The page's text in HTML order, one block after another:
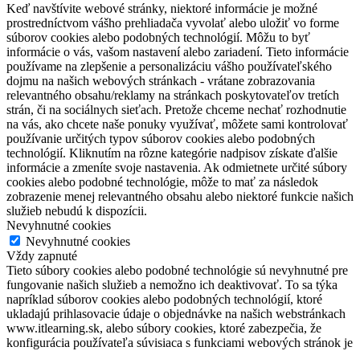
Keď navštívite webové stránky, niektoré informácie je možné
prostredníctvom vášho prehliadača vyvolať alebo uložiť vo forme
súborov cookies alebo podobných technológií. Môžu to byť
informácie o vás, vašom nastavení alebo zariadení. Tieto informácie
používame na zlepšenie a personalizáciu vášho používateľského
dojmu na našich webových stránkach - vrátane zobrazovania
relevantného obsahu/reklamy na stránkach poskytovateľov tretích
strán, či na sociálnych sieťach. Pretože chceme nechať rozhodnutie
na vás, ako chcete naše ponuky využívať, môžete sami kontrolovať
používanie určitých typov súborov cookies alebo podobných
technológií. Kliknutím na rôzne kategórie nadpisov získate ďalšie
informácie a zmeníte svoje nastavenia. Ak odmietnete určité súbory
cookies alebo podobné technológie, môže to mať za následok
zobrazenie menej relevantného obsahu alebo niektoré funkcie našich
služieb nebudú k dispozícii.
Nevyhnutné cookies
Nevyhnutné cookies
Vždy zapnuté
Tieto súbory cookies alebo podobné technológie sú nevyhnutné pre
fungovanie našich služieb a nemožno ich deaktivovať. To sa týka
napríklad súborov cookies alebo podobných technológií, ktoré
ukladajú prihlasovacie údaje o objednávke na našich webstránkach
www.itlearning.sk, alebo súbory cookies, ktoré zabezpečia, že
konfigurácia používateľa súvisiaca s funkciami webových stránok je